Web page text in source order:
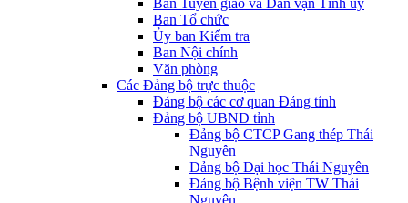
Ban Tổ chức
Ủy ban Kiểm tra
Ban Nội chính
Văn phòng
Các Đảng bộ trực thuộc
Đảng bộ các cơ quan Đảng tỉnh
Đảng bộ UBND tỉnh
Đảng bộ CTCP Gang thép Thái
Nguyên
Đảng bộ Đại học Thái Nguyên
Đảng bộ Bệnh viện TW Thái
Nguyên